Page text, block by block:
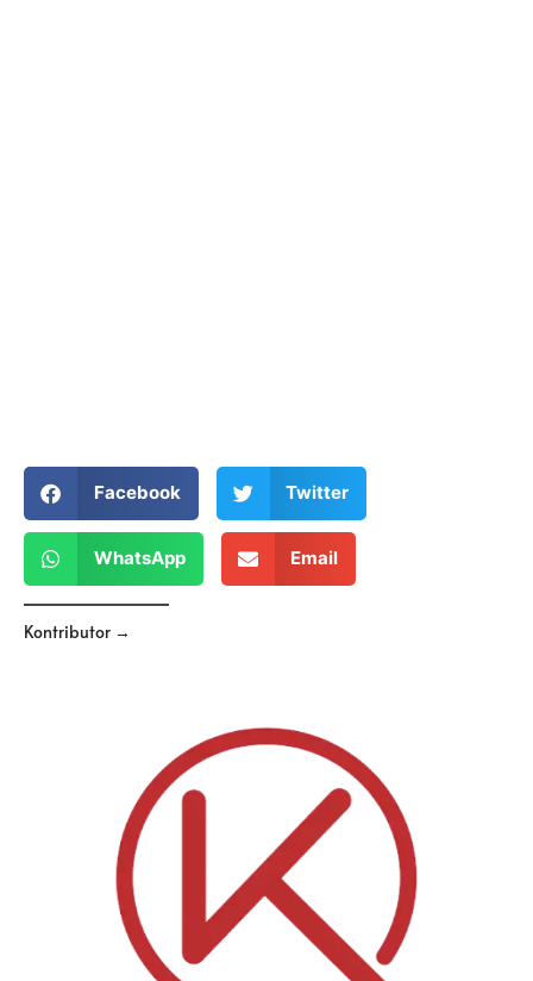
Facebook Twitter
WhatsApp Email
Kontributor →